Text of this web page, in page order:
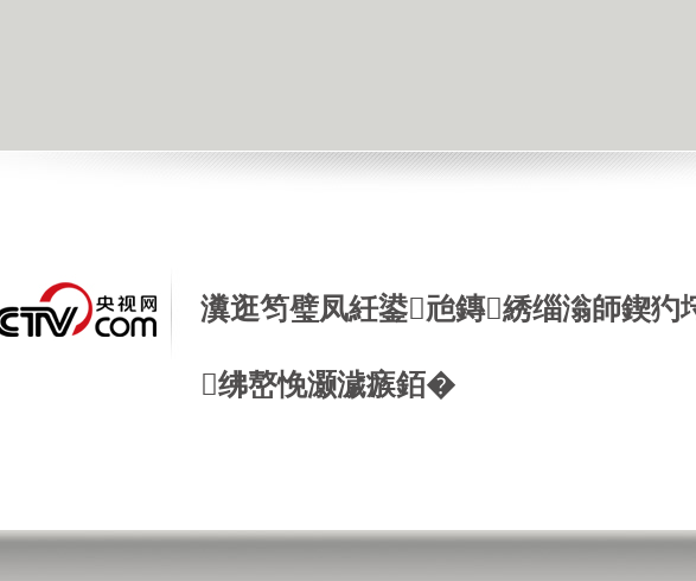
瀵逛笉璧凤紝鍙兘鏄綉缁滃師鍥犳
绋嶅悗灏濊瘯銆�